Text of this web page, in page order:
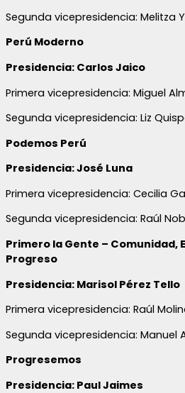
Segunda vicepresidencia: Melitza
Perú Moderno
Presidencia: Carlos Jaico
Primera vicepresidencia: Miguel
Segunda vicepresidencia: Liz
Podemos Perú
Presidencia: José Luna
Primera vicepresidencia: Cecilia
Segunda vicepresidencia: Raúl
Primero la Gente – Comunidad,
Progreso
Presidencia: Marisol Pérez Tello
Primera vicepresidencia: Raúl
Segunda vicepresidencia: Manuel
Progresemos
Presidencia: Paul Jaimes